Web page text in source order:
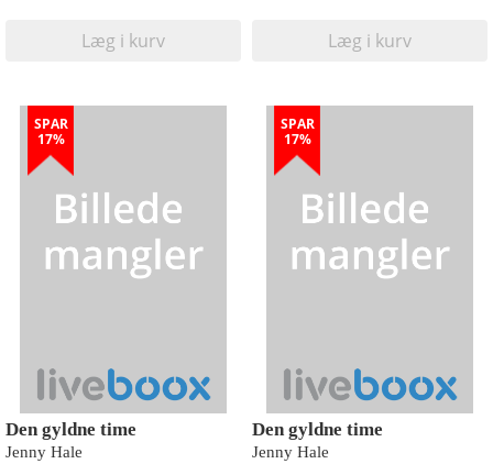
Læg i kurv Læg i kurv
SPAR
17%
Den gyldne time
Jenny Hale
SPAR
17%
Den gyldne time
Jenny Hale